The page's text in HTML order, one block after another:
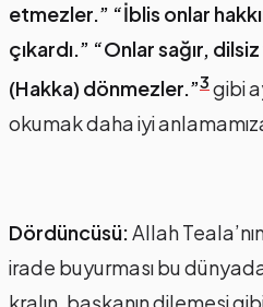
etmezler.” “İblis onlar
çıkardı.” “Onlar sağır,
(Hakka) dönmezler.”3 gibi
okumak daha iyi
Dördüncüsü:Allah
irade buyurması bu